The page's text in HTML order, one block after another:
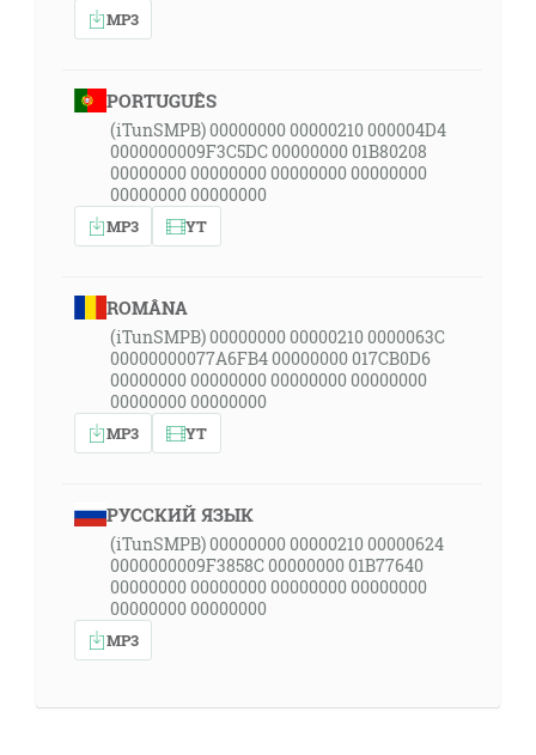
MP3
PORTUGUÊS
(iTunSMPB) 00000000 00000210 000004D4
0000000009F3C5DC 00000000 01B80208
00000000 00000000 00000000 00000000
00000000 00000000
MP3 YT
ROMÂNA
(iTunSMPB) 00000000 00000210 0000063C
00000000077A6FB4 00000000 017CB0D6
00000000 00000000 00000000 00000000
00000000 00000000
MP3 YT
РУССКИЙ ЯЗЫК
(iTunSMPB) 00000000 00000210 00000624
0000000009F3858C 00000000 01B77640
00000000 00000000 00000000 00000000
00000000 00000000
MP3